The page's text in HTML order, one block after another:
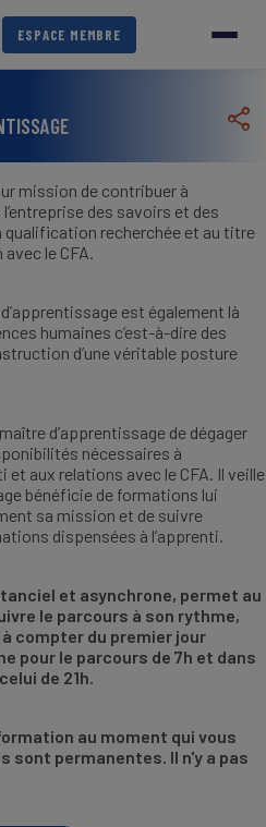
ESPACE MEMBRE
mission de contribuer à
des savoirs et des
recherchée et au titre
le CFA.
est également là
humaines c’est-à-dire des
d’une véritable posture
d’apprentissage de dégager
nécessaires à
et aux relations avec le CFA. Il veille
bénéficie de formations lui
sa mission et de suivre
dispensées à l’apprenti.
et asynchrone, permet au
le parcours à son rythme,
compter du premier jour
pour le parcours de 7h et dans
de 21h.
au moment qui vous
sont permanentes. Il n'y a pas